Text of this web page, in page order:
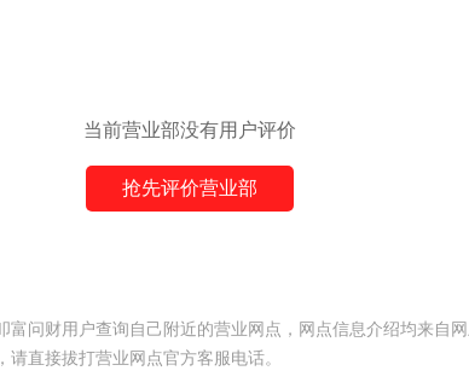
当前营业部没有用户评价
抢先评价营业部
富问财用户查询自己附近的营业网点，网点信息介绍均来自
直接拔打营业网点官方客服电话。